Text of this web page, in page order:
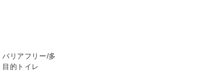
バリアフリー/多
目的トイレ